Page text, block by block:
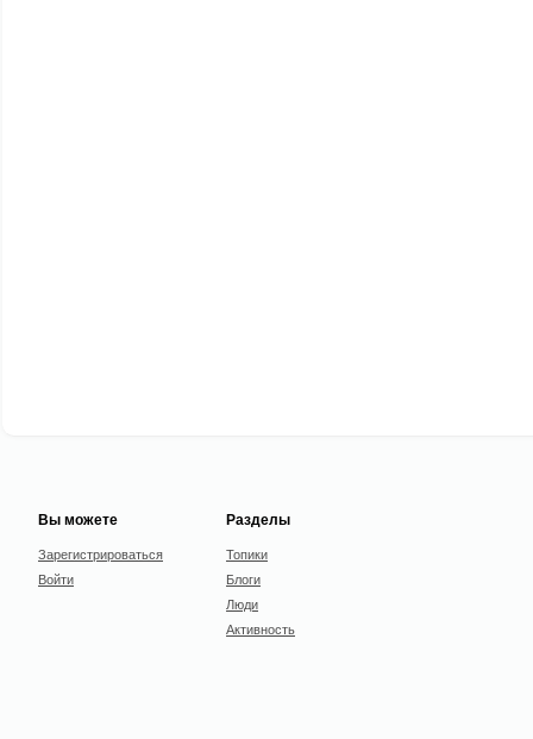
Вы можете
Зарегистрироваться
Войти
Разделы
Топики
Блоги
Люди
Активность